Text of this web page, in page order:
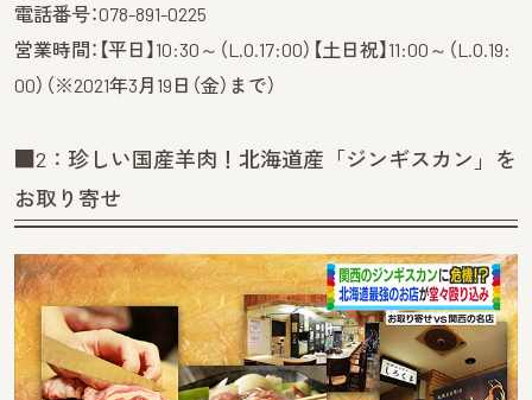
電話番号：078-891-0225
営業時間：【平日】10:30～（L.O.17:00）【土日祝】11:00～（L.O.19:
00）（※2021年3月19日（金）まで）
■2：珍しい国産羊肉！北海道産「ジンギスカン」を
お取り寄せ